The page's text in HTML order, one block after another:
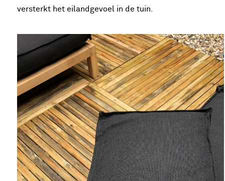
versterkt het eilandgevoel in de tuin.